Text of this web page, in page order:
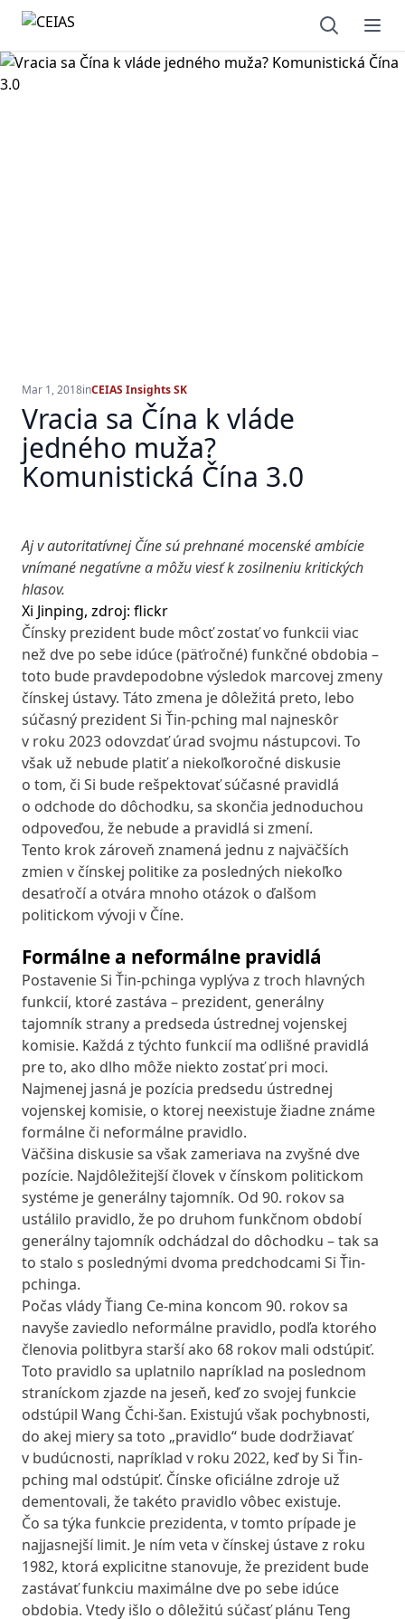
Open
Mar 1, 2018inCEIAS Insights SK
Vracia sa Čína k vláde
jedného muža?
Komunistická Čína 3.0
Aj v autoritatívnej Číne sú prehnané mocenské ambície
vnímané negatívne a môžu viesť k zosilneniu kritických
hlasov.
Xi Jinping, zdroj: flickr
Čínsky prezident bude môcť zostať vo funkcii viac
než dve po sebe idúce (päťročné) funkčné obdobia –
toto bude pravdepodobne výsledok marcovej zmeny
čínskej ústavy. Táto zmena je dôležitá preto, lebo
súčasný prezident Si Ťin-pching mal najneskôr
v roku 2023 odovzdať úrad svojmu nástupcovi. To
však už nebude platiť a niekoľkoročné diskusie
o tom, či Si bude rešpektovať súčasné pravidlá
o odchode do dôchodku, sa skončia jednoduchou
odpoveďou, že nebude a pravidlá si zmení.
Tento krok zároveň znamená jednu z najväčších
zmien v čínskej politike za posledných niekoľko
desaťročí a otvára mnoho otázok o ďalšom
politickom vývoji v Číne.
Formálne a neformálne pravidlá
Postavenie Si Ťin-pchinga vyplýva z troch hlavných
funkcií, ktoré zastáva – prezident, generálny
tajomník strany a predseda ústrednej vojenskej
komisie. Každá z týchto funkcií ma odlišné pravidlá
pre to, ako dlho môže niekto zostať pri moci.
Najmenej jasná je pozícia predsedu ústrednej
vojenskej komisie, o ktorej neexistuje žiadne známe
formálne či neformálne pravidlo.
Väčšina diskusie sa však zameriava na zvyšné dve
pozície. Najdôležitejší človek v čínskom politickom
systéme je generálny tajomník. Od 90. rokov sa
ustálilo pravidlo, že po druhom funkčnom období
generálny tajomník odchádzal do dôchodku – tak sa
to stalo s poslednými dvoma predchodcami Si Ťin-
pchinga.
Počas vlády Ťiang Ce-mina koncom 90. rokov sa
navyše zaviedlo neformálne pravidlo, podľa ktorého
členovia politbyra starší ako 68 rokov mali odstúpiť.
Toto pravidlo sa uplatnilo napríklad na poslednom
straníckom zjazde na jeseň, keď zo svojej funkcie
odstúpil Wang Čchi-šan. Existujú však pochybnosti,
do akej miery sa toto „pravidlo“ bude dodržiavať
v budúcnosti, napríklad v roku 2022, keď by Si Ťin-
pching mal odstúpiť. Čínske oficiálne zdroje už
dementovali, že takéto pravidlo vôbec existuje.
Čo sa týka funkcie prezidenta, v tomto prípade je
najjasnejší limit. Je ním veta v čínskej ústave z roku
1982, ktorá explicitne stanovuje, že prezident bude
zastávať funkciu maximálne dve po sebe idúce
obdobia. Vtedy išlo o dôležitú súčasť plánu Teng